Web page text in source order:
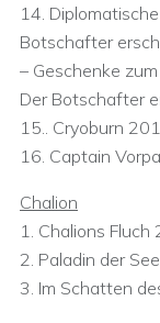
14.
Botschafter
– Geschenke
Der Botschafter
15.. Cryoburn
16. Captain
Chalion
1. Chalions Fluch
2. Paladin der
3. Im Schatten